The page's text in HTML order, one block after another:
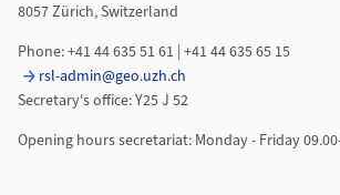
8057 Zürich, Switzerland
Phone: +41 44 635 51 61 | +41 44 635 65 15
rsl-admin@geo.uzh.ch
Secretary's office: Y25 J 52
Opening hours secretariat: Monday - Friday